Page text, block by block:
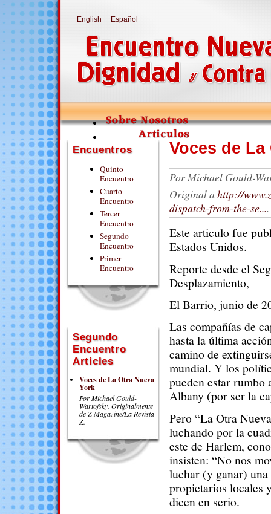
English Español
Encuentros
Quinto
Encuentro
Cuarto
Encuentro
Tercer
Encuentro
Segundo
Encuentro
Primer
Encuentro
Segundo
Encuentro
Articles
Voces de La Otra Nueva
York
Por Michael Gould-
Wartofsky. Originalmente
de Z Magazine/La Revista
Z.
Voces de La
PorMichael Gould-
Original a http://
dispatch-from-the-se....
Este articulo fue
Estados Unidos.
Reporte desde el
Desplazamiento,
El Barrio, junio de
Las compañías de
hasta la última
camino de
mundial. Y los
pueden estar
Albany (por ser la
Pero “La Otra
luchando por la
este de Harlem,
insisten: “No nos
luchar (y ganar)
propietarios locales
dicen en serio.